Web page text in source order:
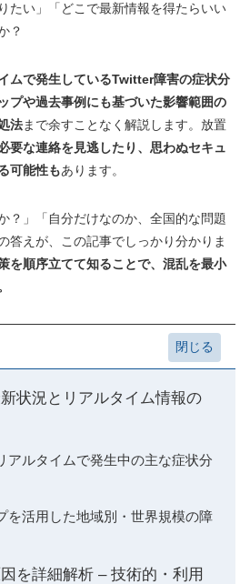
たい」「どこで最新情報を得たらいい
？
ムで発生しているTwitter障害の症状分
プや過去事例にも基づいた影響範囲の
法まで余すことなく解説します。放置
要な連絡を見逃したり、思わぬセキュ
可能性もあります。
？」「自分だけなのか、全国的な問題
答えが、この記事でしっかり分かりま
を順序立てて知ることで、混乱を最小
状況とリアルタイム情報の
アルタイムで発生中の主な症状分
を活用した地域別・世界規模の障
を詳細解析 – 技術的・利用